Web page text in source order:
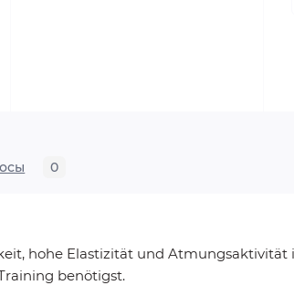
0
hohe Elastizität und Atmungsaktivität
benötigst.